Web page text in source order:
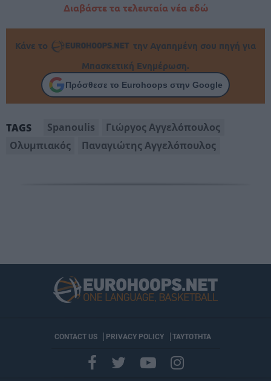
Διαβάστε τα τελευταία νέα εδώ
Κάνε το
την Αγαπημένη σου πηγή για
Μπασκετική Ενημέρωση.
Πρόσθεσε το Eurohoops στην Google
TAGS Spanoulis
Γιώργος Αγγελόπουλος
Ολυμπιακός
Παναγιώτης Αγγελόπουλος
CONTACT US PRIVACY POLICY ΤΑΥΤΟΤΗΤΑ